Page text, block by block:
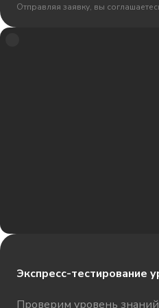
Отправляя заявку, вы
Экспресс-тестирование
Проверим уровень